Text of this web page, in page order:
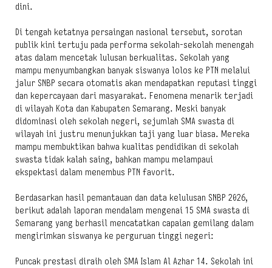
dini.
Di tengah ketatnya persaingan nasional tersebut, sorotan
publik kini tertuju pada performa sekolah-sekolah menengah
atas dalam mencetak lulusan berkualitas. Sekolah yang
mampu menyumbangkan banyak siswanya lolos ke PTN melalui
jalur SNBP secara otomatis akan mendapatkan reputasi tinggi
dan kepercayaan dari masyarakat. Fenomena menarik terjadi
di wilayah Kota dan Kabupaten Semarang. Meski banyak
didominasi oleh sekolah negeri, sejumlah SMA swasta di
wilayah ini justru menunjukkan taji yang luar biasa. Mereka
mampu membuktikan bahwa kualitas pendidikan di sekolah
swasta tidak kalah saing, bahkan mampu melampaui
ekspektasi dalam menembus PTN favorit.
Berdasarkan hasil pemantauan dan data kelulusan SNBP 2026,
berikut adalah laporan mendalam mengenai 15 SMA swasta di
Semarang yang berhasil mencatatkan capaian gemilang dalam
mengirimkan siswanya ke perguruan tinggi negeri:
Puncak prestasi diraih oleh SMA Islam Al Azhar 14. Sekolah ini